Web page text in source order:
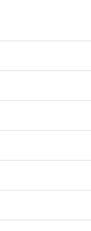
ふりふりキ